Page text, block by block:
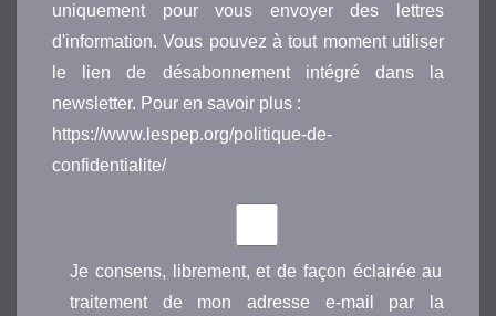
uniquement pour vous envoyer des lettres
d'information. Vous pouvez à tout moment utiliser
le lien de désabonnement intégré dans la
newsletter. Pour en savoir plus :
https://www.lespep.org/politique-de-
confidentialite/
Je consens, librement, et de façon éclairée au
traitement de mon adresse e-mail par la